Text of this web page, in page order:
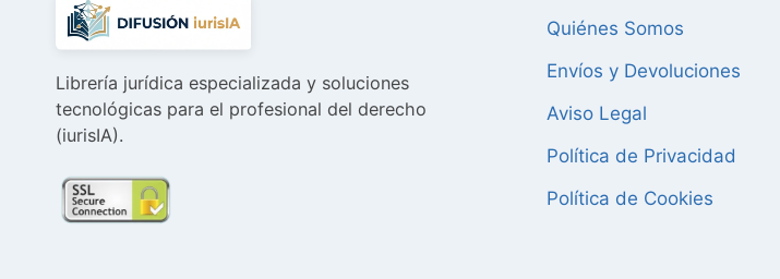
Librería jurídica especializada y soluciones
tecnológicas para el profesional del derecho
(iurisIA).
Quiénes Somos
Envíos y Devoluciones
Aviso Legal
Política de Privacidad
Política de Cookies